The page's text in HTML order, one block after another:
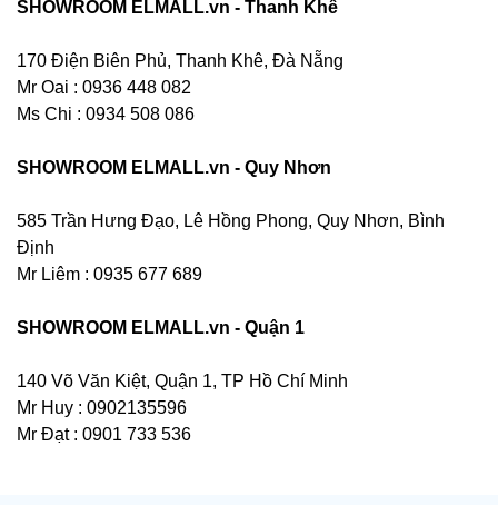
SHOWROOM ELMALL.vn - Thanh Khê
170 Điện Biên Phủ, Thanh Khê, Đà Nẵng
Mr Oai : 0936 448 082
Ms Chi : 0934 508 086
SHOWROOM ELMALL.vn - Quy Nhơn
585 Trần Hưng Đạo, Lê Hồng Phong, Quy Nhơn, Bình
Định
Mr Liêm : 0935 677 689
SHOWROOM ELMALL.vn - Quận 1
140 Võ Văn Kiệt, Quận 1, TP Hồ Chí Minh
Mr Huy : 0902135596
Mr Đạt : 0901 733 536